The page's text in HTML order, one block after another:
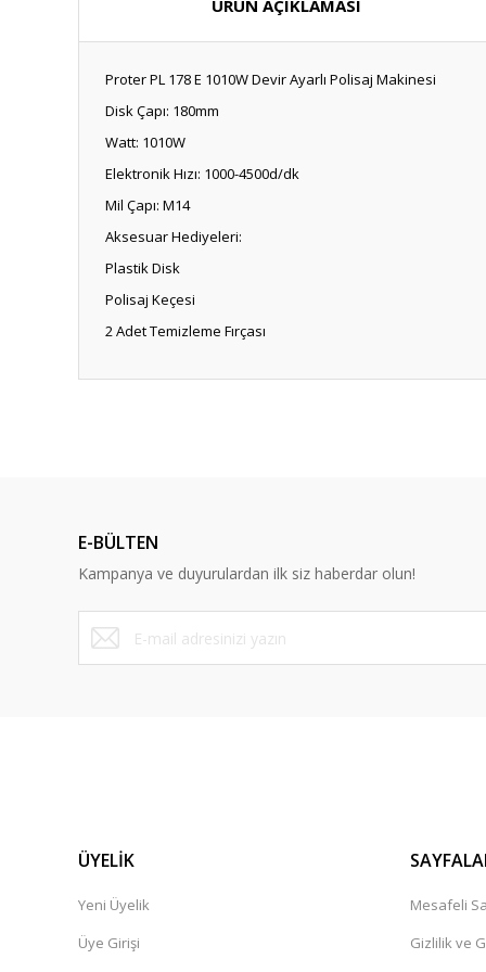
ÜRÜN AÇIKLAMASI
Proter PL 178 E 1010W Devir Ayarlı Polisaj Makinesi
Disk Çapı: 180mm
Watt: 1010W
Elektronik Hızı: 1000-4500d/dk
Mil Çapı: M14
Aksesuar Hediyeleri:
Plastik Disk
Polisaj Keçesi
2 Adet Temizleme Fırçası
E-BÜLTEN
Kampanya ve duyurulardan ilk siz haberdar olun!
ÜYELİK
Yeni Üyelik
Üye Girişi
Mesafeli
Gizlilik ve